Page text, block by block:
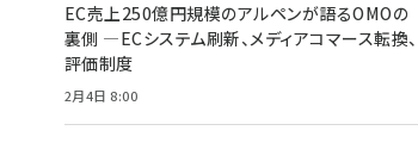
EC売上250億円規模のアルペンが語るOMOの
裏側 ―ECシステム刷新、メディアコマース転換、
評価制度
2月4日 8:00